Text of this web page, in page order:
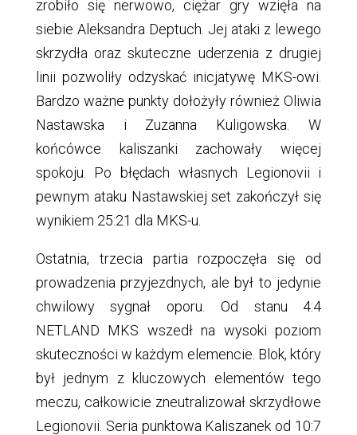
zrobiło się nerwowo, ciężar gry wzięła na
siebie Aleksandra Deptuch. Jej ataki z lewego
skrzydła oraz skuteczne uderzenia z drugiej
linii pozwoliły odzyskać inicjatywę MKS-owi.
Bardzo ważne punkty dołożyły również Oliwia
Nastawska i Zuzanna Kuligowska. W
końcówce kaliszanki zachowały więcej
spokoju. Po błędach własnych Legionovii i
pewnym ataku Nastawskiej set zakończył się
wynikiem 25:21 dla MKS-u.
Ostatnia, trzecia partia rozpoczęła się od
prowadzenia przyjezdnych, ale był to jedynie
chwilowy sygnał oporu. Od stanu 4:4
NETLAND MKS wszedł na wysoki poziom
skuteczności w każdym elemencie. Blok, który
był jednym z kluczowych elementów tego
meczu, całkowicie zneutralizował skrzydłowe
Legionovii. Seria punktowa Kaliszanek od 10:7